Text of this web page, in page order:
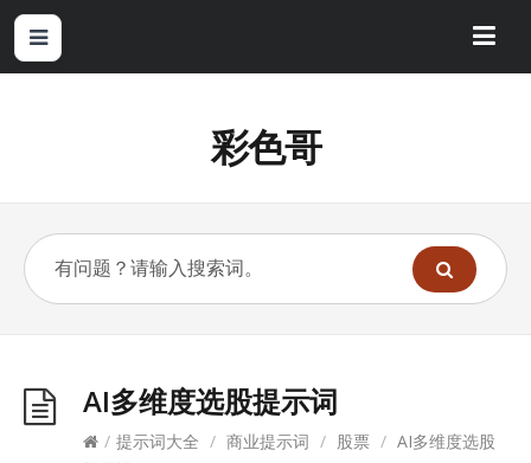
彩色哥
AI多维度选股提示词
/ 提示词大全 / 商业提示词 / 股票 / AI多维度选股